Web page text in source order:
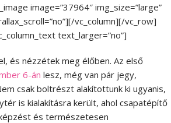
image=”37964″ img_size=”large”
vc_column][/vc_row]
text_larger=”no”]
és nézzétek meg élőben. Az első
6-án lesz, még van pár jegy,
csak boltrészt alakítottunk ki ugyanis,
is kialakításra került, ahol csapatépítő
és természetesen